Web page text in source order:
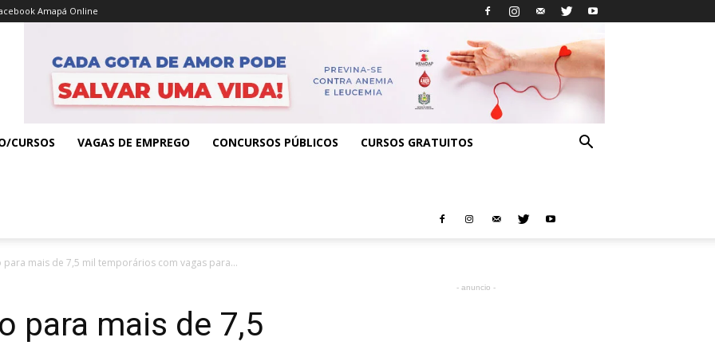
Amapá Online
CURSOS VAGAS DE EMPREGO CONCURSOS PÚBLICOS CURSOS GRATUITOS
para mais de 7,5 mil temporários com vagas para...
para mais de 7,5
- anuncio -